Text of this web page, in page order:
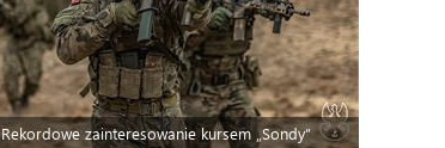
Rekordowe zainteresowanie kursem „Sondy”